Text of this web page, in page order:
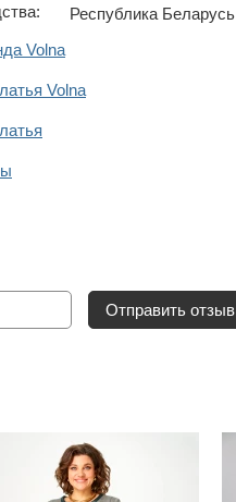
Республика Беларусь
Volna
Volna
Отправить отзыв